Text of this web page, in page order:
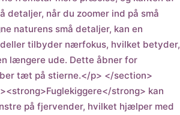
når du zoomer ind på små
naturens små detaljer, kan en
tilbyder nærfokus, hvilket betyder,
længere ude. Dette åbner for
tæt på stierne.</p> </section>
strong> kan
på fjervender, hvilket hjælper med